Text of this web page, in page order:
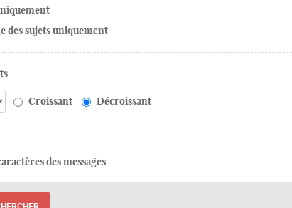
des sujets uniquement
Croissant Décroissant
des messages